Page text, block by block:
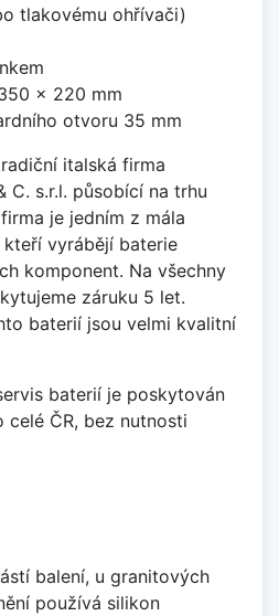
tlakovému ohřívači)
x 220 mm
otvoru 35 mm
italská firma
C. s.r.l. působící na trhu
je jedním z mála
vyrábějí baterie
komponent. Na všechny
záruku 5 let.
baterií jsou velmi kvalitní
baterií je poskytován
ČR, bez nutnosti
balení, u granitových
používá silikon